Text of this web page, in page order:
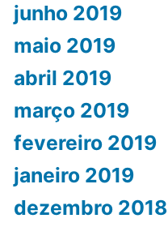
junho 2019
maio 2019
abril 2019
março 2019
fevereiro 2019
janeiro 2019
dezembro 2018